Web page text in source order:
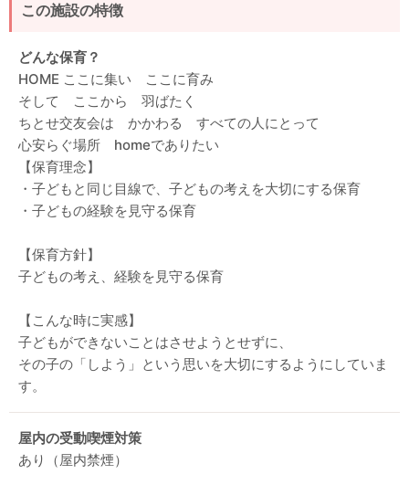
この施設の特徴
どんな保育？
HOME ここに集い ここに育み
そして ここから 羽ばたく
ちとせ交友会は かかわる すべての人にとって
心安らぐ場所 homeでありたい
【保育理念】
・子どもと同じ目線で、子どもの考えを大切にする保育
・子どもの経験を見守る保育
【保育方針】
子どもの考え、経験を見守る保育
【こんな時に実感】
子どもができないことはさせようとせずに、
その子の「しよう」という思いを大切にするようにしていま
す。
屋内の受動喫煙対策
あり（屋内禁煙）